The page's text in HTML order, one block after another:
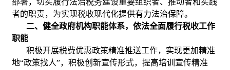
部署，切实履行法治税务建设重要组织者、推动者和实践
者的职责，为实现税收现代化提供有力法治保障。
二、健全政府机构职能体系，依法全面履行税收工作
职能
积极开展税费优惠政策精准推送工作，实现更加精准
地“政策找人”，积极创新宣传形式，提高培训宣传精准